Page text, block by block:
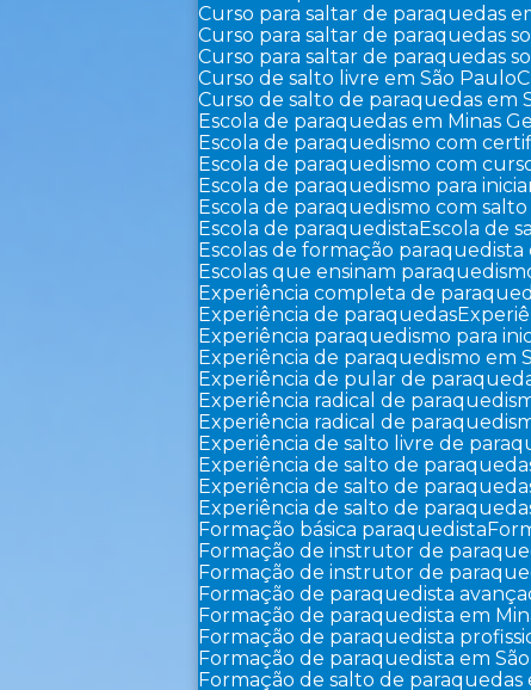
Curso para saltar de paraquedas
Curso para saltar de paraquedas
Curso para saltar de paraquedas
Curso de salto livre em São Paulo
Curso de salto de paraquedas em
Escola de paraquedas em Minas
Escola de paraquedismo com
Escola de paraquedismo com
Escola de paraquedismo para
Escola de paraquedismo com
Escola de paraquedista
Escola de
Escolas de formação paraquedista
Escolas que ensinam
Experiência completa de
Experiência de paraquedas
Experiência paraquedismo para
Experiência de paraquedismo em
Experiência de pular de
Experiência radical de
Experiência radical de
Experiência de salto livre de
Experiência de salto de
Experiência de salto de
Experiência de salto de
Formação básica paraquedista
Formação de instrutor de
Formação de instrutor de
Formação de paraquedista
Formação de paraquedista em
Formação de paraquedista
Formação de paraquedista em
Formação de salto de